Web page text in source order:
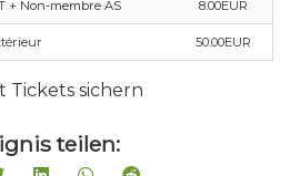
+ Non-membre AS 8.00EUR
50.00EUR
Tickets sichern
teilen: